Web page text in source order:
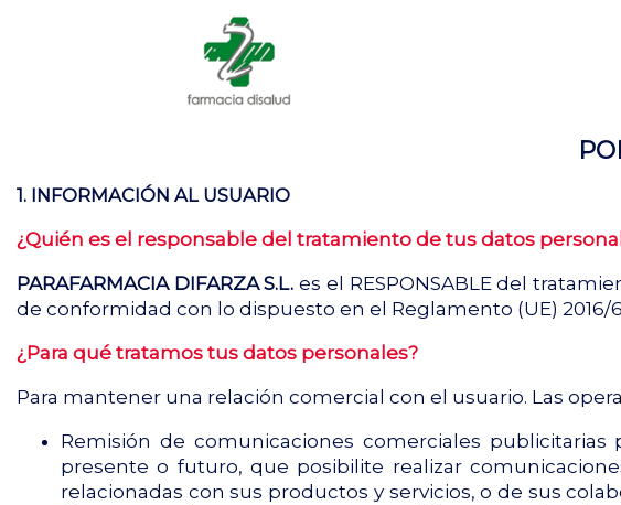
1. INFORMACIÓN AL USUARIO
¿Quién es el responsable del tratamiento de tus datos
PARAFARMACIA DIFARZA S.L. es el RESPONSABLE del
de conformidad con lo dispuesto en el Reglamento (UE) 2016/
¿Para qué tratamos tus datos personales?
Para mantener una relación comercial con el usuario. Las
Remisión de comunicaciones comerciales
presente o futuro, que posibilite realizar
relacionadas con sus productos y servicios, o de sus